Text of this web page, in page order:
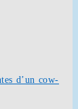
d’un cow-